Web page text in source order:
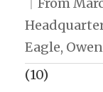
Eagle,
(10)